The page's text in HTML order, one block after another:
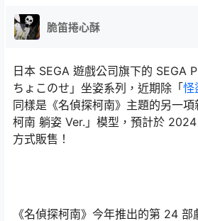
脆笛捲心酥
日本 SEGA 遊戲公司旗下的 SEGA
ちょこのせ」坐姿系列，近期除「怪
同樣是《名偵探柯南》主題的另一
柯南 躺姿 Ver.」模型，預計於
方式販售！
《名偵探柯南》今年推出的第 24